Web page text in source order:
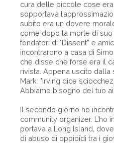
cura delle piccole cose
sopportava
subito era un dovere
come dopo la morte di suo
fondatori di "Dissent” e
incontrarono a casa di
che disse che forse era il
rivista. Appena uscito dalla
Mark: "Irving dice
Abbiamo bisogno del tuo
Il secondo giorno ho
community organizer. L’ho
portava a Long Island,
di abuso di oppioidi tra i